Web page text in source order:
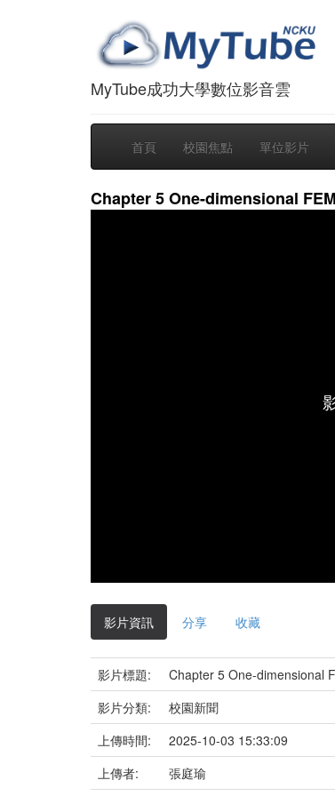
MyTube成功大學數位影音雲
首頁 校園焦點 單位影片
Chapter 5 One-dimensional
影片資訊 分享 收藏
影片標題:
Chapter 5 One-dimensional
影片分類:
校園新聞
上傳時間:
2025-10-03 15:33:09
上傳者:
張庭瑜